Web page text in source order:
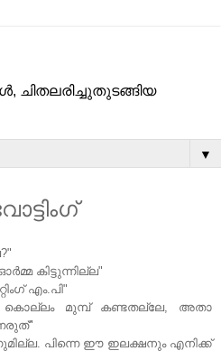
ചിതലരിച്ചുതുടങ്ങിയ
▼
കിട്ടുന്നില്ല"
എം.പി"
മുമ്പ് കണ്ടതല്ലേ, അതാ
പിന്നെ ഈ ഇലക്ഷനും എനിക്ക്